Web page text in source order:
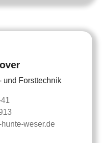
und Forsttechnik
weser.de